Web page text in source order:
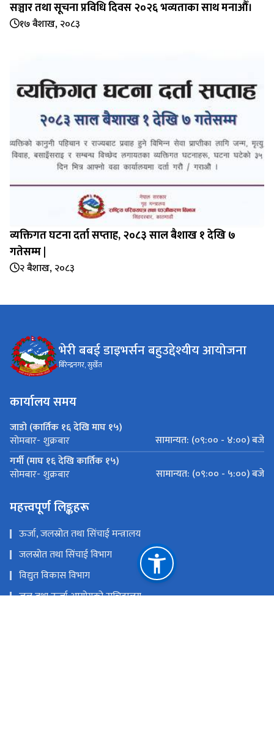
सञ्चार तथा सूचना प्रविधि दिवस २०२६ भव्यताका साथ मनाऔँ।
१७ बैशाख, २०८३
व्यक्तिगत घटना दर्ता सप्‍ताह, २०८३ साल बैशाख १ देखि ७
गतेसम्म |
२ बैशाख, २०८३
भेरी बबई डाइभर्सन बहुउद्देश्यीय आयोजना
बिरेन्द्रनगर, सुर्खेत
कार्यालय समय
जाडो (कार्तिक १६ देखि माघ १५)
सोमबार- शुक्रबार
सामान्यत: (०९:०० - ४:००) बजे
गर्मी (माघ १६ देखि कार्तिक १५)
सोमबार- शुक्रबार सामान्यत: (०९:०० - ५:००) बजे
महत्त्वपूर्ण लिङ्कहरू
ऊर्जा, जलस्रोत तथा सिंचाई मन्त्रालय
जलस्रोत तथा सिंचाई विभाग
विद्युत विकास विभाग
जल तथा ऊर्जा आयोगको सचिवालय